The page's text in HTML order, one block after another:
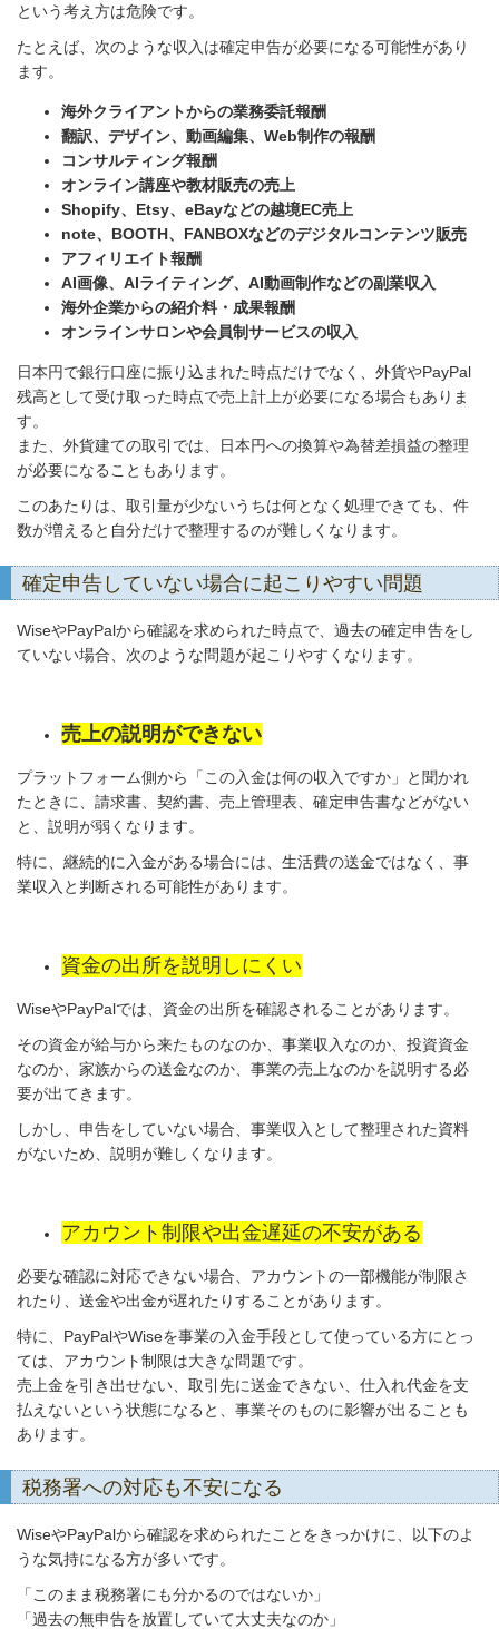
という考え方は危険です。
たとえば、次のような収入は確定申告が必要になる可能性があり
ます。
海外クライアントからの業務委託報酬
翻訳、デザイン、動画編集、Web制作の報酬
コンサルティング報酬
オンライン講座や教材販売の売上
Shopify、Etsy、eBayなどの越境EC売上
note、BOOTH、FANBOXなどのデジタルコンテンツ販売
アフィリエイト報酬
AI画像、AIライティング、AI動画制作などの副業収入
海外企業からの紹介料・成果報酬
オンラインサロンや会員制サービスの収入
日本円で銀行口座に振り込まれた時点だけでなく、外貨やPayPal
残高として受け取った時点で売上計上が必要になる場合もありま
す。
また、外貨建ての取引では、日本円への換算や為替差損益の整理
が必要になることもあります。
このあたりは、取引量が少ないうちは何となく処理できても、件
数が増えると自分だけで整理するのが難しくなります。
確定申告していない場合に起こりやすい問題
WiseやPayPalから確認を求められた時点で、過去の確定申告をし
ていない場合、次のような問題が起こりやすくなります。
売上の説明ができない
プラットフォーム側から「この入金は何の収入ですか」と聞かれ
たときに、請求書、契約書、売上管理表、確定申告書などがない
と、説明が弱くなります。
特に、継続的に入金がある場合には、生活費の送金ではなく、事
業収入と判断される可能性があります。
資金の出所を説明しにくい
WiseやPayPalでは、資金の出所を確認されることがあります。
その資金が給与から来たものなのか、事業収入なのか、投資資金
なのか、家族からの送金なのか、事業の売上なのかを説明する必
要が出てきます。
しかし、申告をしていない場合、事業収入として整理された資料
がないため、説明が難しくなります。
アカウント制限や出金遅延の不安がある
必要な確認に対応できない場合、アカウントの一部機能が制限さ
れたり、送金や出金が遅れたりすることがあります。
特に、PayPalやWiseを事業の入金手段として使っている方にとっ
ては、アカウント制限は大きな問題です。
売上金を引き出せない、取引先に送金できない、仕入れ代金を支
払えないという状態になると、事業そのものに影響が出ることも
あります。
税務署への対応も不安になる
WiseやPayPalから確認を求められたことをきっかけに、以下のよ
うな気持になる方が多いです。
「このまま税務署にも分かるのではないか」
「過去の無申告を放置していて大丈夫なのか」